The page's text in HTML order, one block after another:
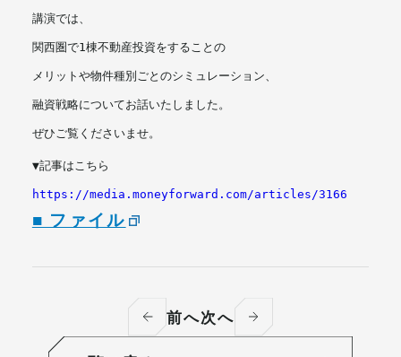
講演では、
関西圏で1棟不動産投資をすることの
メリットや物件種別ごとのシミュレーション、
融資戦略についてお話いたしました。
ぜひご覧くださいませ。
▼記事はこちら
https://media.moneyforward.com/articles/3166
■ ファイル
前へ次へ